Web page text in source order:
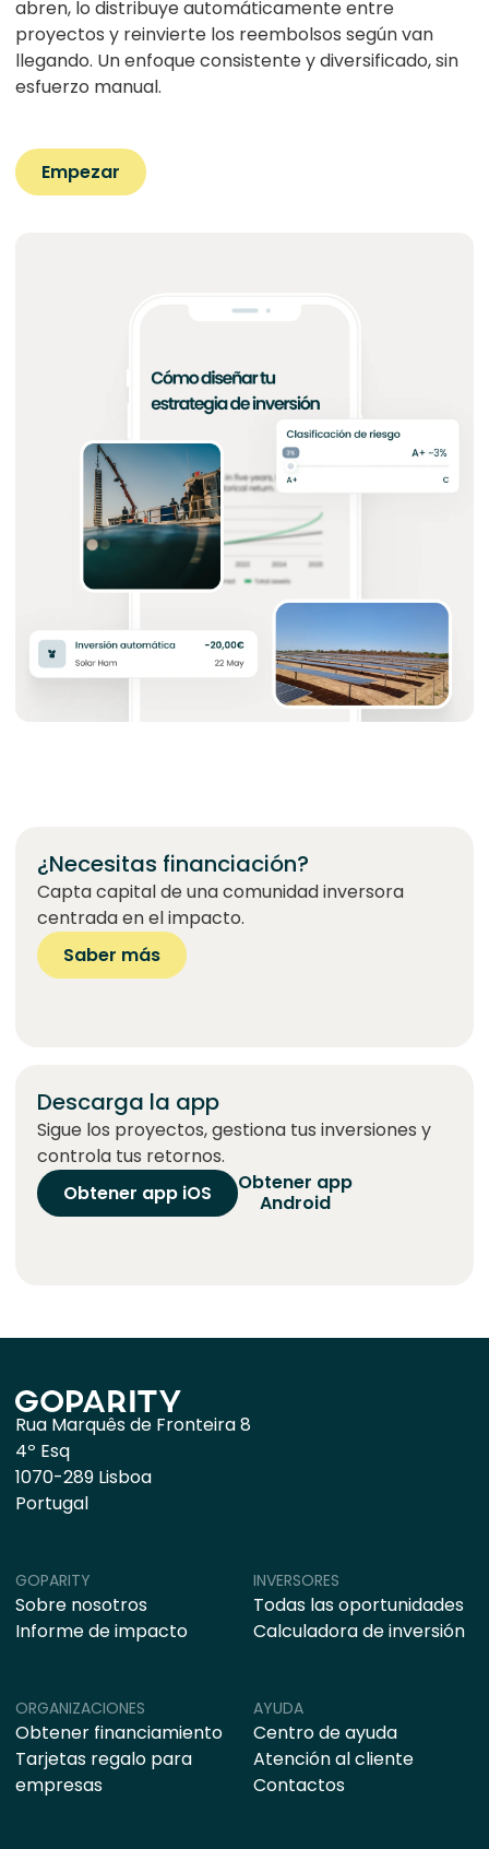
abren, lo distribuye automáticamente entre
proyectos y reinvierte los reembolsos según van
llegando. Un enfoque consistente y diversificado, sin
esfuerzo manual.
Empezar
¿Necesitas financiación?
Capta capital de una comunidad inversora
centrada en el impacto.
Saber más
Descarga la app
Sigue los proyectos, gestiona tus inversiones y
controla tus retornos.
Obtener app iOS
Obtener app
Android
Rua Marquês de Fronteira 8
4º Esq
1070-289 Lisboa
Portugal
ORGANIZACIONES
Obtener financiamiento
Tarjetas regalo para
empresas
AYUDA
Centro de ayuda
Atención al cliente
Contactos
GOPARITY
Sobre nosotros
Informe de impacto
INVERSORES
Todas las oportunidades
Calculadora de inversión